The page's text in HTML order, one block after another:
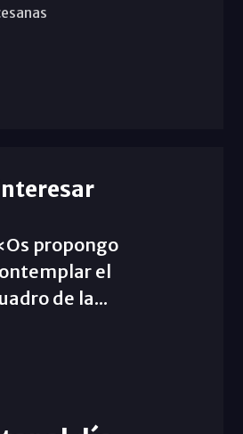
propongo
el
de la...